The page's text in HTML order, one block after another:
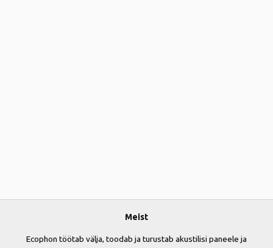
Meist
Ecophon töötab välja, toodab ja turustab akustilisi paneele ja